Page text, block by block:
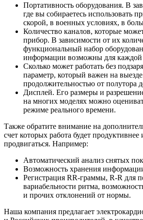
Портативность оборудования. В
где вы собираетесь использовать
скорой, в военных условиях, в
Количество каналов, которые
прибор. В зависимости от их
функциональный набор
информации возможны для каждой
Сколько может работать без
параметр, который важен на
продолжительностью от полутора
Дисплей. Его размеры и
на многих моделях можно
режиме реального времени.
Также обратите внимание на
счет которых работа будет продуктивнее
продвигаться. Например:
Автоматический анализ снятых
Возможность хранения
Регистрация RR-граммы, R-R для
вариабельности ритма,
и прочих отклонений от нормы.
Наша компания предлагает